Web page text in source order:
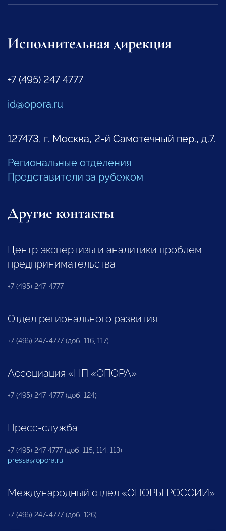
Исполнительная дирекция
+7 (495) 247 4777
id@opora.ru
127473, г. Москва, 2-й Самотечный пер., д.7.
Региональные отделения
Представители за рубежом
Другие контакты
Центр экспертизы и аналитики проблем
предпринимательства
+7 (495) 247-4777
Отдел регионального развития
+7 (495) 247-4777 (доб. 116, 117)
Ассоциация «НП «ОПОРА»
+7 (495) 247-4777 (доб. 124)
Пресс-служба
+7 (495) 247 4777 (доб. 115, 114, 113)
pressa@opora.ru
Международный отдел «ОПОРЫ РОССИИ»
+7 (495) 247-4777 (доб. 126)